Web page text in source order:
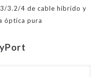
3.2/4 de cable híbrido y
óptica pura